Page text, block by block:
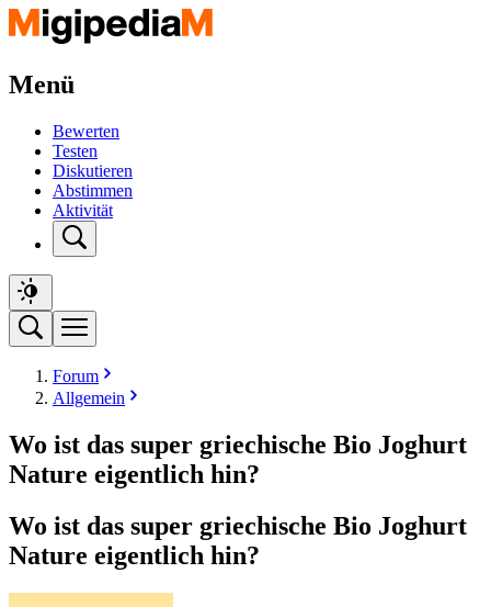
Menü
Bewerten
Testen
Diskutieren
Abstimmen
Aktivität
Forum
Allgemein
Wo ist das super griechische Bio Joghurt
Nature eigentlich hin?
Wo ist das super griechische Bio Joghurt
Nature eigentlich hin?